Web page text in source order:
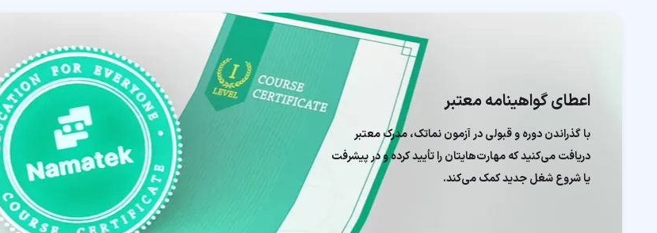
اعطای گواهینامه معتبر
با گذراندن دوره و قبولی در آزمون نماتک، مدرک معتبر
دریافت می‌کنید که مهارت‌هایتان را تأیید کرده و در پیشرفت
یا شروع شغل جدید کمک می‌کند.